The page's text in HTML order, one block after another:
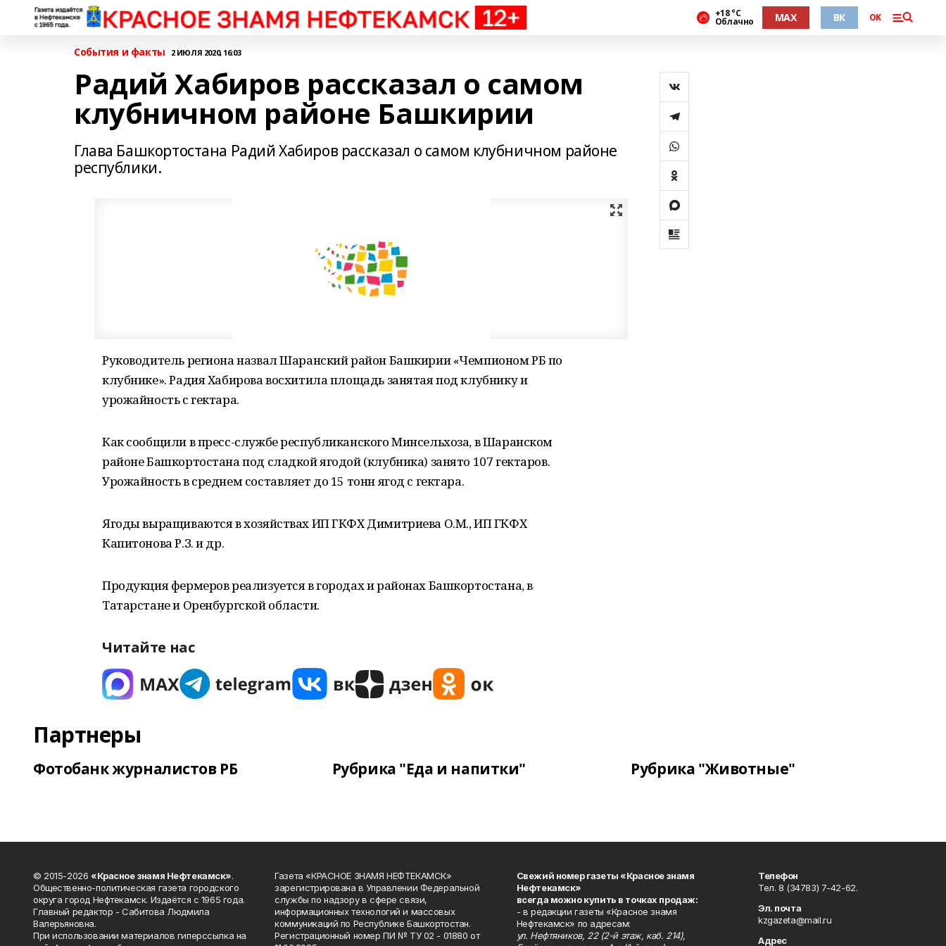
+18 °С
Облачно MAX ВК ОК
События и факты 2 ИЮЛЯ 2020, 16:03
Радий Хабиров рассказал о самом
клубничном районе Башкирии
Глава Башкортостана Радий Хабиров рассказал о самом клубничном районе
республики.
Руководитель региона назвал Шаранский район Башкирии «Чемпионом РБ по
клубнике». Радия Хабирова восхитила площадь занятая под клубнику и
урожайность с гектара.
Как сообщили в пресс-службе республиканского Минсельхоза, в Шаранском
районе Башкортостана под сладкой ягодой (клубника) занято 107 гектаров.
Урожайность в среднем составляет до 15 тонн ягод с гектара.
Ягоды выращиваются в хозяйствах ИП ГКФХ Димитриева О.М., ИП ГКФХ
Капитонова Р.З. и др.
Продукция фермеров реализуется в городах и районах Башкортостана, в
Татарстане и Оренбургской области.
Читайте нас
Партнеры
Фотобанк журналистов РБ Рубрика "Еда и напитки" Рубрика "Животные"
© 2015-2026 «Красное знамя Нефтекамск».
Общественно-политическая газета городского
округа город Нефтекамск. Издаётся с 1965 года.
Главный редактор - Сабитова Людмила
Валерьяновна.
При использовании материалов гиперссылка на
Газета «КРАСНОЕ ЗНАМЯ НЕФТЕКАМСК»
зарегистрирована в Управлении Федеральной
службы по надзору в сфере связи,
информационных технологий и массовых
коммуникаций по Республике Башкортостан.
Регистрационный номер ПИ № ТУ 02 - 01880 от
Свежий номер газеты «Красное знамя
Нефтекамск»
всегда можно купить в точках продаж:
- в редакции газеты «Красное знамя
Нефтекамск» по адресам:
ул. Нефтяников, 22 (2-й этаж, каб. 214),
Телефон
Тел. 8 (34783) 7-42-62.
Эл. почта
kzgazeta@mail.ru
Адрес